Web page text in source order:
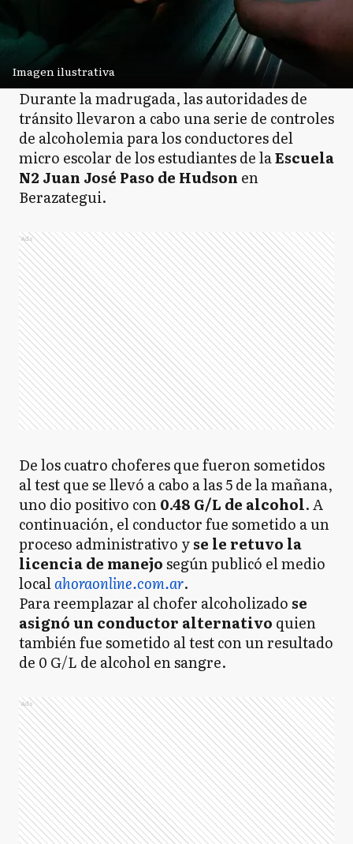
Imagen ilustrativa
Durante la madrugada, las autoridades de
tránsito llevaron a cabo una serie de controles
de alcoholemia para los conductores del
micro escolar de los estudiantes de laEscuela
N2 Juan José Paso de Hudson en
Berazategui.
Ads
De los cuatro choferes que fueron sometidos
al test que se llevó a cabo a las 5 de la mañana,
uno dio positivo con0.48 G/L de alcohol. A
continuación, el conductor fue sometido a un
proceso administrativo yse le retuvo la
licencia de manejosegún publicó el medio
localahoraonline.com.ar.
Para reemplazar al chofer alcoholizado se
asignó un conductor alternativo quien
también fue sometido al test con un resultado
de 0 G/L de alcohol en sangre.
Ads